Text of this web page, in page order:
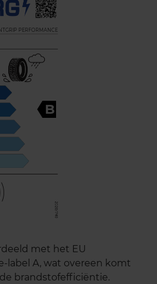
PERFORMANCE
B
met het EU
label A, wat overeen komt
brandstofefficiëntie.